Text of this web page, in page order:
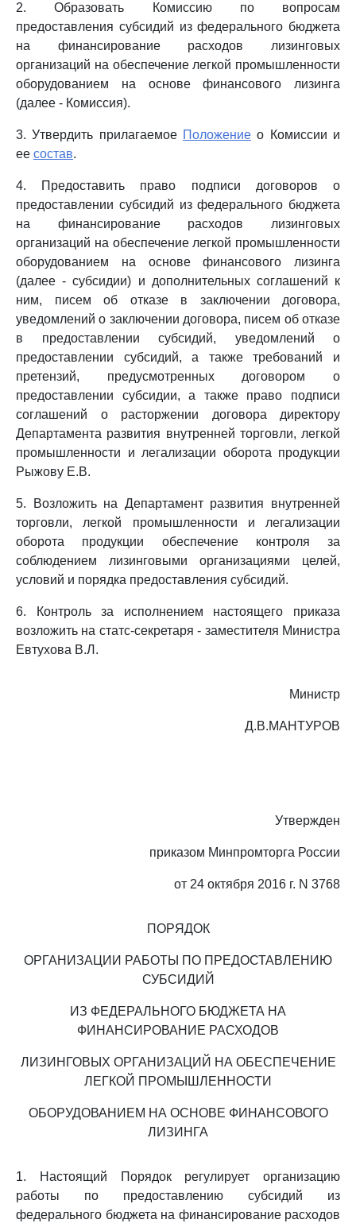
2. Образовать Комиссию по вопросам
предоставления субсидий из федерального бюджета
на финансирование расходов лизинговых
организаций на обеспечение легкой промышленности
оборудованием на основе финансового лизинга
(далее - Комиссия).
3. Утвердить прилагаемое Положение о Комиссии и
ее состав.
4. Предоставить право подписи договоров о
предоставлении субсидий из федерального бюджета
на финансирование расходов лизинговых
организаций на обеспечение легкой промышленности
оборудованием на основе финансового лизинга
(далее - субсидии) и дополнительных соглашений к
ним, писем об отказе в заключении договора,
уведомлений о заключении договора, писем об отказе
в предоставлении субсидий, уведомлений о
предоставлении субсидий, а также требований и
претензий, предусмотренных договором о
предоставлении субсидии, а также право подписи
соглашений о расторжении договора директору
Департамента развития внутренней торговли, легкой
промышленности и легализации оборота продукции
Рыжову Е.В.
5. Возложить на Департамент развития внутренней
торговли, легкой промышленности и легализации
оборота продукции обеспечение контроля за
соблюдением лизинговыми организациями целей,
условий и порядка предоставления субсидий.
6. Контроль за исполнением настоящего приказа
возложить на статс-секретаря - заместителя Министра
Евтухова В.Л.
Министр
Д.В.МАНТУРОВ
Утвержден
приказом Минпромторга России
от 24 октября 2016 г. N 3768
ПОРЯДОК
ОРГАНИЗАЦИИ РАБОТЫ ПО ПРЕДОСТАВЛЕНИЮ
СУБСИДИЙ
ИЗ ФЕДЕРАЛЬНОГО БЮДЖЕТА НА
ФИНАНСИРОВАНИЕ РАСХОДОВ
ЛИЗИНГОВЫХ ОРГАНИЗАЦИЙ НА ОБЕСПЕЧЕНИЕ
ЛЕГКОЙ ПРОМЫШЛЕННОСТИ
ОБОРУДОВАНИЕМ НА ОСНОВЕ ФИНАНСОВОГО
ЛИЗИНГА
1. Настоящий Порядок регулирует организацию
работы по предоставлению субсидий из
федерального бюджета на финансирование расходов